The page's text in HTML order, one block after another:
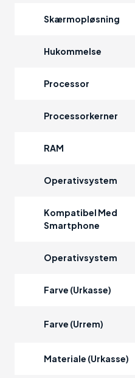
Skærmopløsning
Hukommelse
Processor
Processorkerner
RAM
Operativsystem
Kompatibel Med
Smartphone
Operativsystem
Farve (urkasse)
Farve (urrem)
Materiale (urkasse)